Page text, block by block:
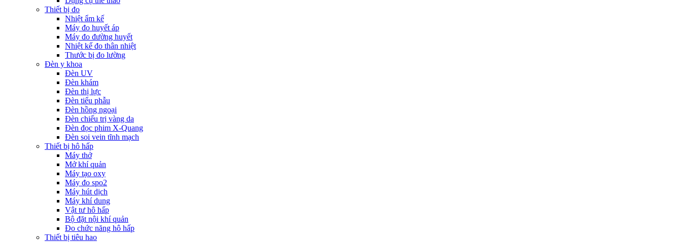
Thiết bị đo
Nhiệt ẩm kế
Máy đo huyết áp
Máy đo đường huyết
Nhiệt kế đo thân nhiệt
Thước bị đo lường
Đèn y khoa
Đèn UV
Đèn khám
Đèn thị lực
Đèn tiểu phẫu
Đèn hồng ngoại
Đèn chiếu trị vàng da
Đèn đọc phim X-Quang
Đèn soi vein tĩnh mạch
Thiết bị hô hấp
Máy thở
Mở khí quản
Máy tạo oxy
Máy đo spo2
Máy hút dịch
Máy khí dung
Vật tư hô hấp
Bộ đặt nội khí quản
Đo chức năng hô hấp
Thiết bị tiêu hao